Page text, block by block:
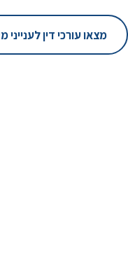
מצאו עורכי דין